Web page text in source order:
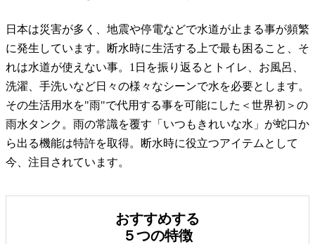
日本は災害が多く、地震や停電などで水道が止まる事が頻繁
に発生しています。断水時に生活する上で最も困ること、そ
れは水道が使えない事。1日を振り返るとトイレ、お風呂、
洗濯、手洗いなど日々の様々なシーンで水を必要とします。
その生活用水を"雨"で代用する事を可能にした＜世界初＞の
雨水タンク。雨の常識を覆す「いつもきれいな水」が蛇口か
ら出る機能は特許を取得。断水時に役立つアイテムとして
今、注目されています。
おすすめする
５つの特徴